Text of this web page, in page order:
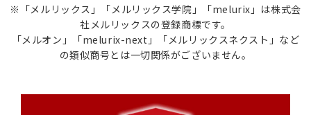
※「メルリックス」「メルリックス学院」「melurix」は株式会
社メルリックスの登録商標です。
「メルオン」「melurix-next」「メルリックスネクスト」など
の類似商号とは一切関係がございません。